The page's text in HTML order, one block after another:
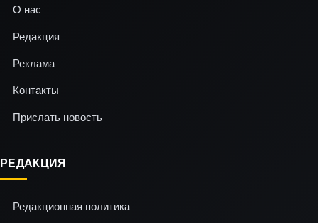
О нас
Редакция
Реклама
Контакты
Прислать новость
РЕДАКЦИЯ
Редакционная политика